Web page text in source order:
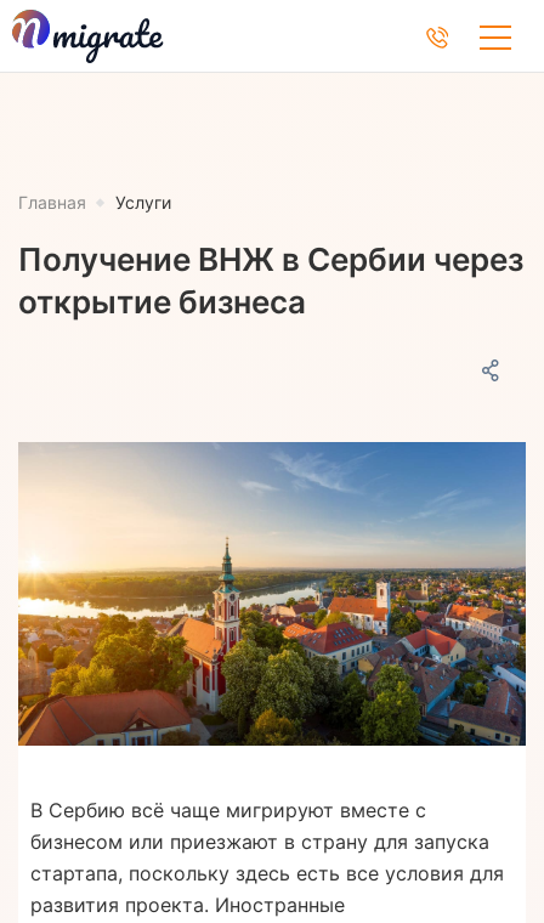
Главная Услуги
Получение ВНЖ в Сербии через
открытие бизнеса
В Сербию всё чаще мигрируют вместе с
бизнесом или приезжают в страну для запуска
стартапа, поскольку здесь есть все условия для
развития проекта. Иностранные